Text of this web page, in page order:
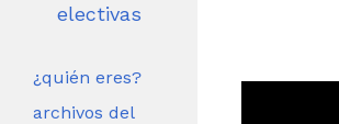
electivas
¿quién eres?
archivos del